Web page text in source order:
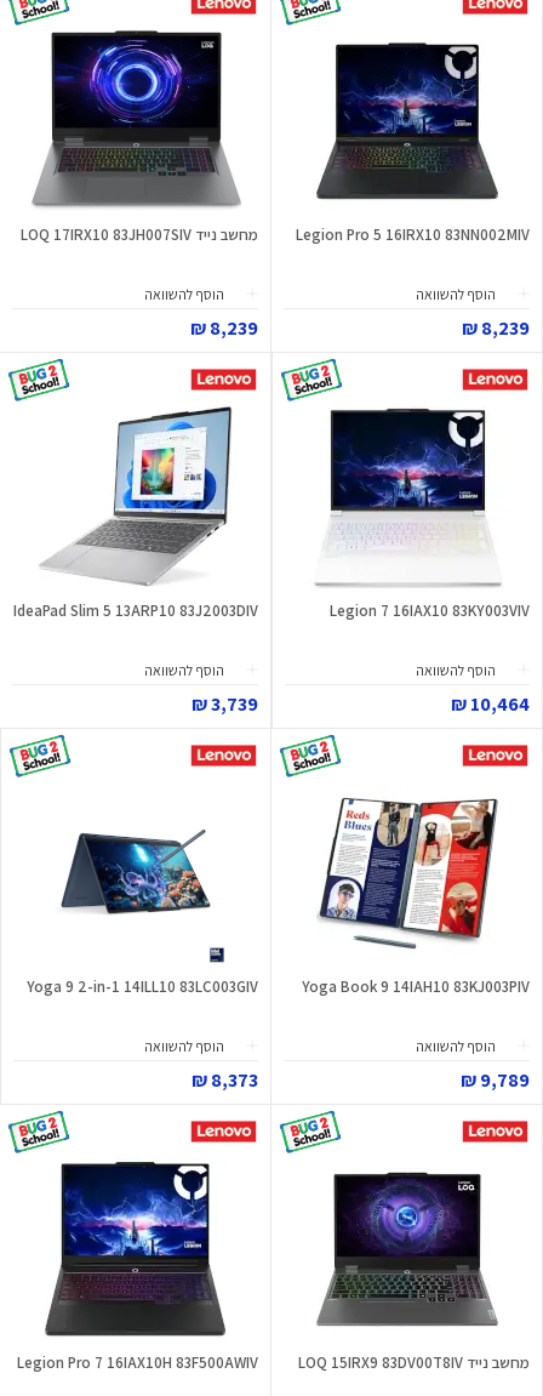
Legion Pro 5 16IRX10 83NN002MIV
הוסף להשוואה
8,239 ₪
מחשב נייד LOQ 17IRX10 83JH007SIV
הוסף להשוואה
8,239 ₪
Legion 7 16IAX10 83KY003VIV
הוסף להשוואה
10,464 ₪
IdeaPad Slim 5 13ARP10 83J2003DIV
הוסף להשוואה
3,739 ₪
Yoga Book 9 14IAH10 83KJ003PIV
הוסף להשוואה
9,789 ₪
Yoga 9 2-in-1 14ILL10 83LC003GIV
הוסף להשוואה
8,373 ₪
מחשב נייד LOQ 15IRX9 83DV00T8IV Legion Pro 7 16IAX10H 83F500AWIV